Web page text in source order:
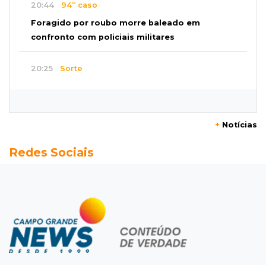
20:44 94º caso
Foragido por roubo morre baleado em
confronto com policiais militares
20:25 Sorte
Semana termina com 913 vagas de trabalho
Festival do Sobá
Em visita à Feira Central, Riedel volta a
prometer apoio para revitalização
+ Notícias
Redes Sociais